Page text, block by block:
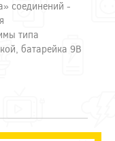
соединений -
типа
батарейка 9В